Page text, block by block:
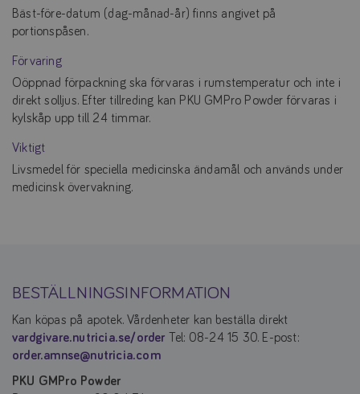
Bäst-före-datum (dag-månad-år) finns angivet på
portionspåsen.
Förvaring
Oöppnad förpackning ska förvaras i rumstemperatur och inte i
direkt solljus. Efter tillreding kan PKU GMPro Powder förvaras i
kylskåp upp till 24 timmar.
Viktigt
Livsmedel för speciella medicinska ändamål och används under
medicinsk övervakning.
BESTÄLLNINGSINFORMATION
Kan köpas på apotek. Vårdenheter kan beställa direkt
vardgivare.nutricia.se/order Tel: 08-24 15 30. E-post:
order.amnse@nutricia.com
PKU GMPro Powder